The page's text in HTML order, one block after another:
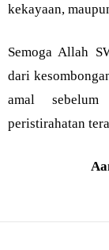
kekayaan,
Semoga Allah
dari
amal
peristirahatan